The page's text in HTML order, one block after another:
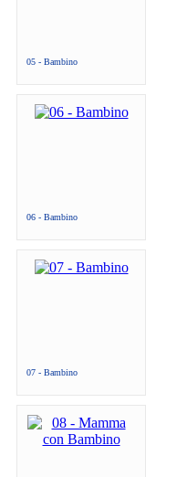
05 - Bambino
06 - Bambino
07 - Bambino